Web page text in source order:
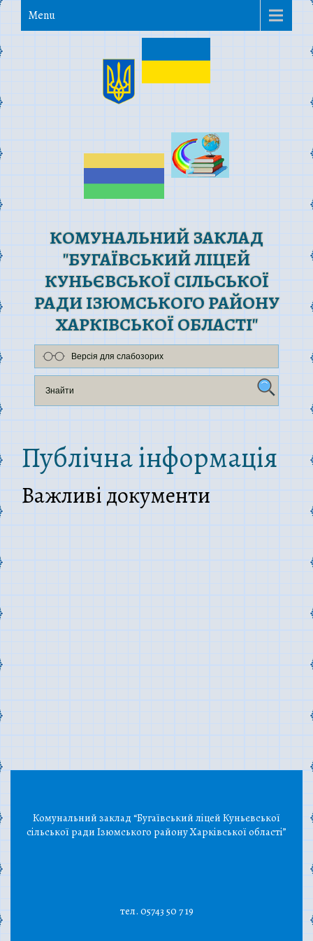
Menu
КОМУНАЛЬНИЙ ЗАКЛАД
"БУГАЇВСЬКИЙ ЛІЦЕЙ
КУНЬЄВСЬКОЇ СІЛЬСЬКОЇ
РАДИ ІЗЮМСЬКОГО РАЙОНУ
ХАРКІВСЬКОЇ ОБЛАСТІ"
Версія для слабозорих
Публічна інформація
Важливі документи
Комунальний заклад “Бугаївський ліцей Куньєвської
сільської ради Ізюмського району Харківської області”
тел. 05743 50 7 19